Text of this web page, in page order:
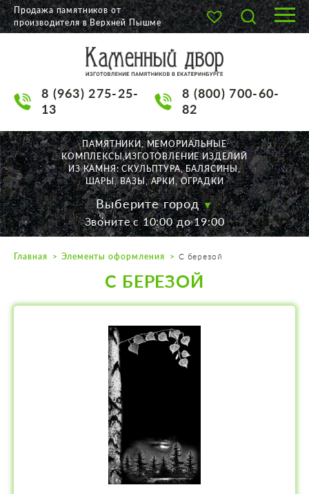
О КОМПАНИИ
НАШИ РАБОТЫ
АКЦИИ
ДОСТАВКА
КОНТАКТЫ
K2532513@yandex.ru
Пн. — Пт. с 10:00 до 19:00
Воскресенье по договор.
Продажа памятников от
производителя в Верхней Пышме
8 (963) 275-25-
13
8 (800) 700-60-
82
ПАМЯТНИКИ, МЕМОРИАЛЬНЫЕ
КОМПЛЕКСЫ,ИЗГОТОВЛЕНИЕ ИЗДЕЛИЙ
ИЗ КАМНЯ: СКУЛЬПТУРА, БАЛЯСИНЫ,
ШАРЫ, ВАЗЫ, АРКИ, ОГРАДКИ
Выберите город
Звоните с 10:00 до 19:00
Главная Элементы оформления С березой
С БЕРЕЗОЙ